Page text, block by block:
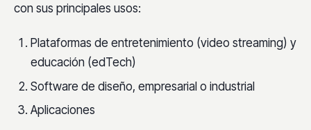
con sus principales usos:
Plataformas de entretenimiento (video streaming) y
educación (edTech)
Software de diseño, empresarial o industrial
Aplicaciones